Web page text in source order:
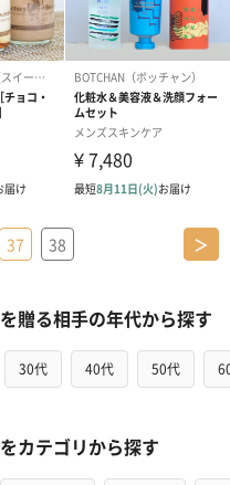
37 38 ＞
贈る相手の年代から探す
30代 40代 50代
カテゴリから探す